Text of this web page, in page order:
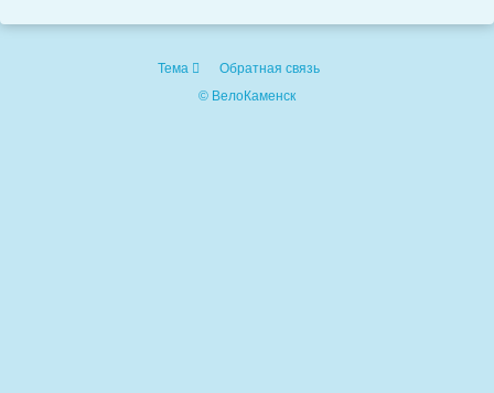
Тема
Обратная связь
© ВелоКаменск